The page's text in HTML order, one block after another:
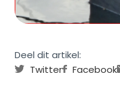
Deel dit artikel:
Twitter
Facebook